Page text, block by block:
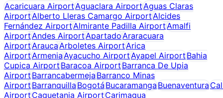
Acaricuara AirportAguaclara AirportAguas Claras
AirportAlberto Lleras Camargo AirportAlcides
Fernández AirportAlmirante Padilla AirportAmalfi
AirportAndes AirportApartadoAraracuara
AirportAraucaArboletes AirportArica
AirportArmeniaAyacucho AirportAyapel AirportBahia
Cupica AirportBaracoa AirportBarranca De Upia
AirportBarrancabermejaBarranco Minas
AirportBarranquillaBogotáBucaramangaBuenaventura
AirportCaquetania AirportCarimagua